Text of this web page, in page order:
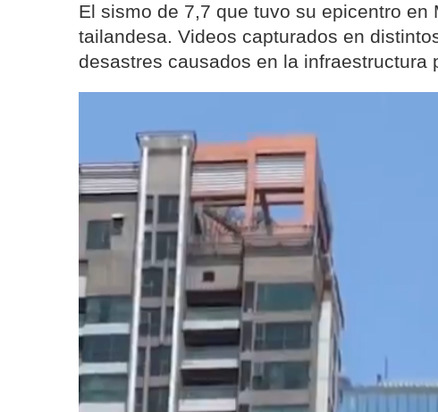
El sismo de 7,7 que tuvo su epicentro
tailandesa. Videos capturados en
desastres causados en la infraestructura